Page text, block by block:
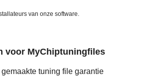
van onze software.
voor MyChiptuningfiles
tuning file garantie